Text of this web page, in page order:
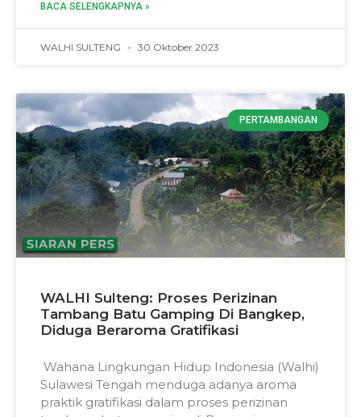
BACA SELENGKAPNYA »
WALHI SULTENG 30 Oktober 2023
PERTAMBANGAN
WALHI Sulteng: Proses Perizinan
Tambang Batu Gamping Di Bangkep,
Diduga Beraroma Gratifikasi
Wahana Lingkungan Hidup Indonesia (Walhi)
Sulawesi Tengah menduga adanya aroma
praktik gratifikasi dalam proses perizinan